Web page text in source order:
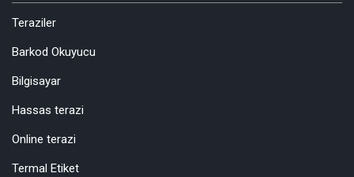
Teraziler
Barkod Okuyucu
Bilgisayar
Hassas terazi
Online terazi
Termal Etiket